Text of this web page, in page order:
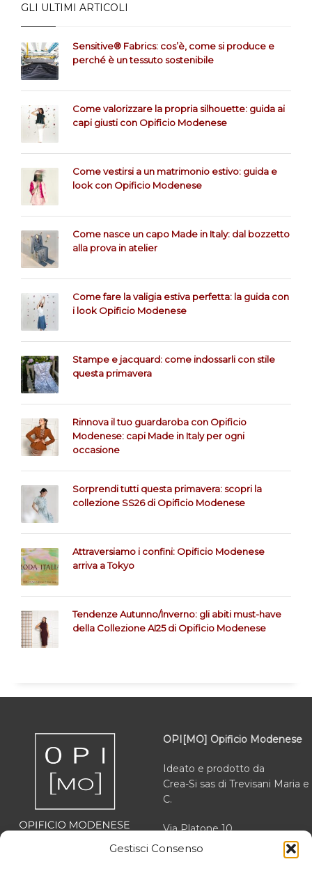
Gestisci Consenso
GLI ULTIMI ARTICOLI
Sensitive® Fabrics: cos’è, come si produce e
perché è un tessuto sostenibile
Come valorizzare la propria silhouette: guida ai
capi giusti con Opificio Modenese
Come vestirsi a un matrimonio estivo: guida e
look con Opificio Modenese
Come nasce un capo Made in Italy: dal bozzetto
alla prova in atelier
Come fare la valigia estiva perfetta: la guida con
i look Opificio Modenese
Stampe e jacquard: come indossarli con stile
questa primavera
Rinnova il tuo guardaroba con Opificio
Modenese: capi Made in Italy per ogni
occasione
Sorprendi tutti questa primavera: scopri la
collezione SS26 di Opificio Modenese
Attraversiamo i confini: Opificio Modenese
arriva a Tokyo
Tendenze Autunno/Inverno: gli abiti must-have
della Collezione AI25 di Opificio Modenese
OPI[MO] Opificio Modenese
Ideato e prodotto da
Crea-Si sas di Trevisani Maria e
C.
Via Platone 10
41012 Carpi (MO)